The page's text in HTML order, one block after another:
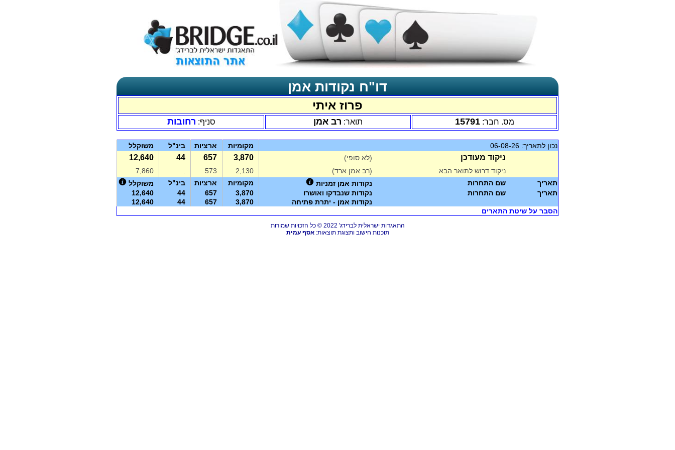
דו"ח נקודות אמן
פרוז איתי
מס. חבר:15791 תואר: רב אמן סניף: רחובות
נכון לתאריך: 06-08-26 מקומיות ארציות בינ"ל משוקלל
ניקוד מעודכן (לא סופי) 3,870
657
44
12,640
ניקוד דרוש לתואר הבא: (רב אמן ארד) 2,130
573
7,860
תאריך
שם התחרות נקודות אמן זמניות מקומיות ארציות בינ"ל
משוקלל
תאריך
שם התחרות נקודות שנבדקו ואושרו 3,870
657
44
12,640
נקודות אמן - יתרת פתיחה
3,870
657
44
12,640
הסבר על שיטת התארים
התאגדות ישראלית לברידג' 2022 © כל הזכויות שמורות
תוכנות חישוב ותצוגת תוצאות:אסף עמית